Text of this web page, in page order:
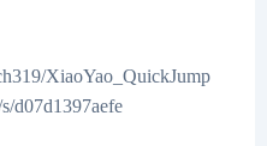
XiaoYao_QuickJump
d07d1397aefe